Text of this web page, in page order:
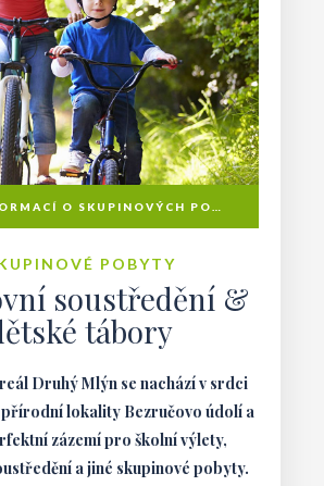
POBYTY
soustředění &
tábory
Druhý Mlýn se nachází v srdci
přírodní lokality Bezručovo údolí a
zázemí pro školní výlety,
a jiné skupinové pobyty.